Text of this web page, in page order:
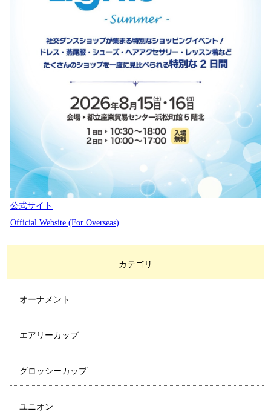
公式サイト
Official Website (For Overseas)
カテゴリ
オーナメント
エアリーカップ
グロッシーカップ
ユニオン